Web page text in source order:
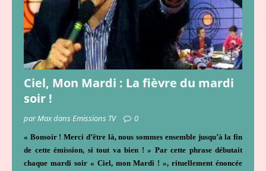
Ciel, Mon Mardi : La fièvre du mardi
soir !
par Max dans Emissions TV 0
« Bonsoir ! Merci d’être là, nous sommes ensemble jusqu’à la fin
de cette émission, si tout va bien ! » Par cette phrase débutait
chaque mardi soir « Ciel, mon Mardi ! », rituellement énoncée